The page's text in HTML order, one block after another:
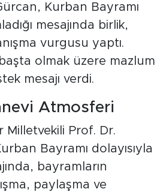
Kurban Bayramı
mesajında birlik,
vurgusu yaptı.
olmak üzere mazlum
mesajı verdi.
Atmosferi
Milletvekili Prof. Dr.
Bayramı dolayısıyla
bayramların
paylaşma ve